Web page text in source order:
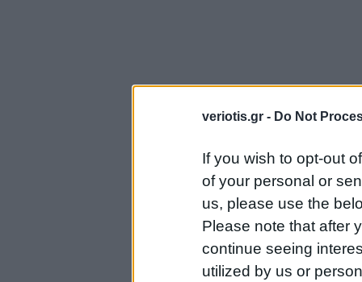
veriotis.gr - Do Not
If you wish to opt-out
of your personal or
us, please use the
Please note that after
continue seeing
utilized by us or